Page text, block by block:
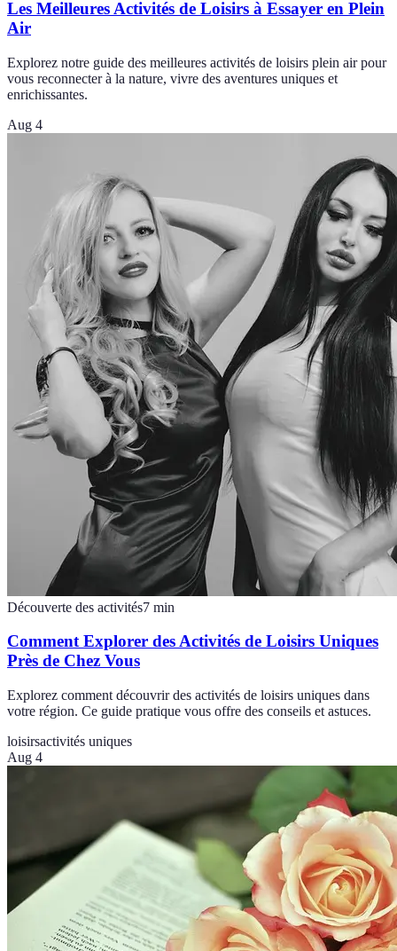
Les Meilleures Activités de Loisirs à Essayer en Plein
Air
Explorez notre guide des meilleures activités de loisirs plein air pour
vous reconnecter à la nature, vivre des aventures uniques et
enrichissantes.
Aug 4
Découverte des activités7 min
Comment Explorer des Activités de Loisirs Uniques
Près de Chez Vous
Explorez comment découvrir des activités de loisirs uniques dans
votre région. Ce guide pratique vous offre des conseils et astuces.
loisirsactivités uniques
Aug 4